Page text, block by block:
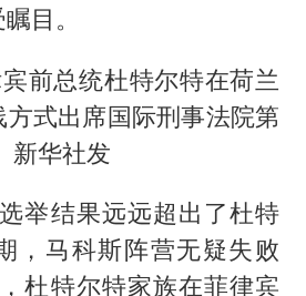
目。
前总统杜特尔特在荷兰
式出席国际刑事法院第
新华社发
举结果远远超出了杜特
，马科斯阵营无疑失败
杜特尔特家族在菲律宾